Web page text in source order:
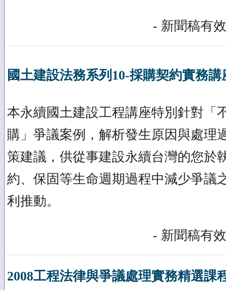
- 新聞稿有
國土建設法務系列10-採購契約實務講
本永續國土建設工程講座特別針對「
購」爭議案例，解析發生原因與處理
策建議，供從事建設永續台灣的您於
約、保固等生命週期過程中減少爭議
利推動。
- 新聞稿有
2008工程法律與爭議處理實務精選課